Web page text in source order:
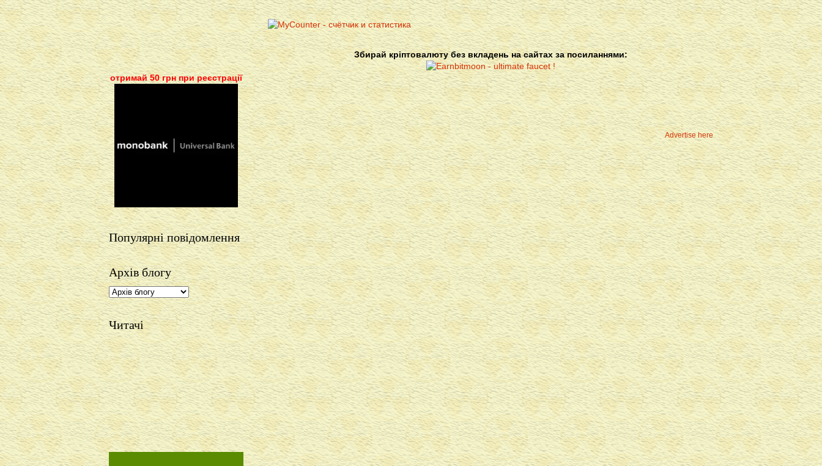
Збирай кріптовалюту без вкладень на сайтах за посиланнями:
Advertise here
отримай 50 грн при реєстрації
Популярні повідомлення
Архів блогу
Читачі